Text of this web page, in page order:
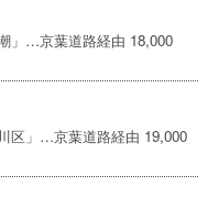
」…京葉道路経由 18,000
区」…京葉道路経由 19,000